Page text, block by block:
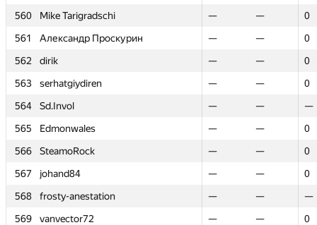
560
Mike Tarigradschi — —
0
561
Александр Проскурин — —
0
562
dirik — —
0
563
serhatgiydiren — —
0
564
Sd.Invol — —
—
565
Edmonwales — —
0
566
SteamoRock — —
0
567
johand84 — —
0
568
frosty-anestation — —
—
569
vanvector72 — —
0
560
Mike Tarigradschi — —
0
561
Александр Проскурин — —
0
562
dirik — —
0
563
serhatgiydiren — —
0
564
Sd.Invol — —
—
565
Edmonwales — —
0
566
SteamoRock — —
0
567
johand84 — —
0
568
frosty-anestation — —
—
569
vanvector72 — —
0